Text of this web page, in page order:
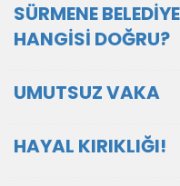
SÜRMENE
HANGİSİ DOĞRU?
UMUTSUZ VAKA
HAYAL KIRIKLIĞI!